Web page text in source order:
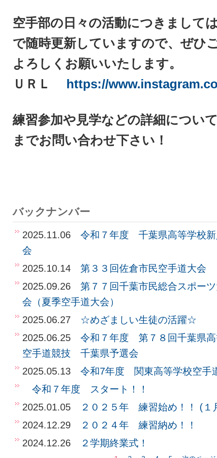
空手部の日々の活動につきまして
で随時更新していますので、ぜひ
よろしくお願いいたします。
ＵＲＬ
https://
練習参加や見学などの詳細につい
までお問い合わせ下さい！
バックナンバー
2025.11.06
令和７年度 千葉県高等学校
会
2025.10.14
第３３回佐倉市民空手道大会
2025.09.26
第７７回千葉市民総合スポー
会（夏季空手道大会）
2025.06.27
☆めざましい生徒の活躍☆
2025.06.25
令和７年度 第７８回千葉県
空手道競技 千葉県予選会
2025.05.13
令和7年度 関東高等学校空手
令和７年度 スタート！！
2025.01.05
２０２５年 練習始め！！ (１
2024.12.29
２０２４年 練習納め！！
2024.12.26
２学期終業式！